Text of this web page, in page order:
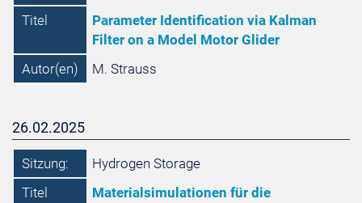
Titel
Parameter Identification via Kalman
Filter on a Model Motor Glider
Autor(en)
M. Strauss
26.02.2025
Sitzung:
Hydrogen Storage
Titel
Materialsimulationen für die